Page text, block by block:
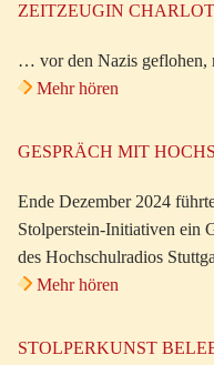
ZEITZEUGIN
… vor den Nazis geflohen,
Mehr hören
GESPRÄCH MIT
Ende Dezember 2024
Stolperstein-Initiativen ein
des Hochschulradios
Mehr hören
STOLPERKUNST